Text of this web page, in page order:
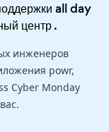
all day
центр.
инженеров
powr,
Cyber Monday